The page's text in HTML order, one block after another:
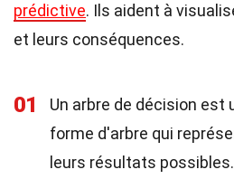
prédictive. Ils aident à
et leurs conséquences.
01
Un arbre de décision est
forme d'arbre qui
leurs résultats